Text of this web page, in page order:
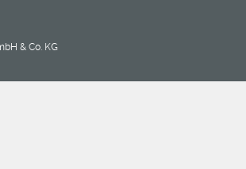
& Co. KG